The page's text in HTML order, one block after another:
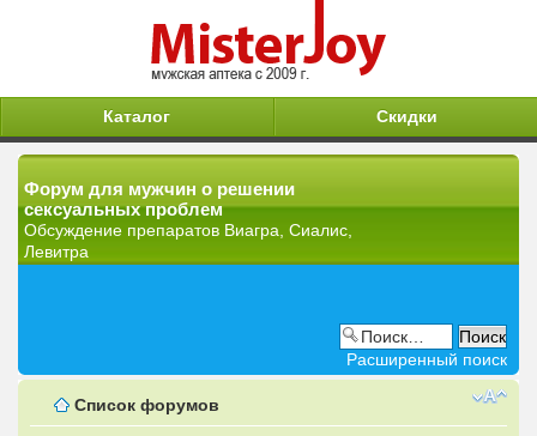
Каталог Скидки
Форум для мужчин о решении
сексуальных проблем
Обсуждение препаратов Виагра, Сиалис,
Левитра
Расширенный поиск
Список форумов